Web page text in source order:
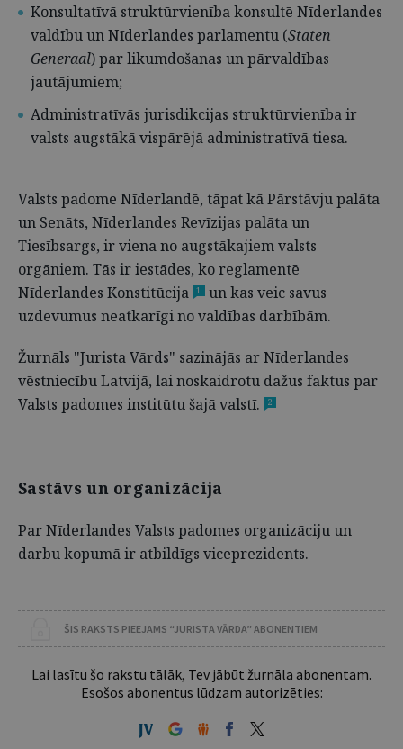
Konsultatīvā struktūrvienība konsultē Nīderlandes
valdību un Nīderlandes parlamentu (Staten
Generaal) par likumdošanas un pārvaldības
jautājumiem;
Administratīvās jurisdikcijas struktūrvienība ir
valsts augstākā vispārējā administratīvā tiesa.
Valsts padome Nīderlandē, tāpat kā Pārstāvju palāta
un Senāts, Nīderlandes Revīzijas palāta un
Tiesībsargs, ir viena no augstākajiem valsts
orgāniem. Tās ir iestādes, ko reglamentē
Nīderlandes Konstitūcija
1
un kas veic savus
uzdevumus neatkarīgi no valdības darbībām.
Žurnāls "Jurista Vārds" sazinājās ar Nīderlandes
vēstniecību Latvijā, lai noskaidrotu dažus faktus par
Valsts padomes institūtu šajā valstī.
2
Sastāvs un organizācija
Par Nīderlandes Valsts padomes organizāciju un
darbu kopumā ir atbildīgs viceprezidents.
ŠIS RAKSTS PIEEJAMS “JURISTA VĀRDA” ABONENTIEM
Lai lasītu šo rakstu tālāk, Tev jābūt žurnāla abonentam.
Esošos abonentus lūdzam autorizēties: